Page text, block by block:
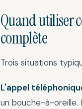
Quand utiliser
complète
Trois situations
L'appel
un bouche-à-oreille.